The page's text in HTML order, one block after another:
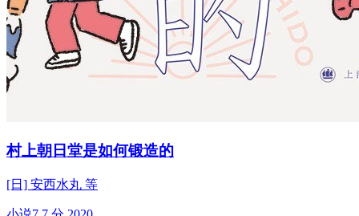
村上朝日堂是如何锻造的
[日] 安西水丸 等